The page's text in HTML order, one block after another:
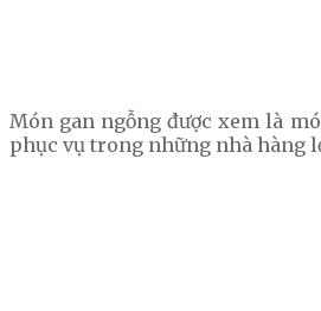
Món gan ngỗng được xem là
phục vụ trong những nhà hàng